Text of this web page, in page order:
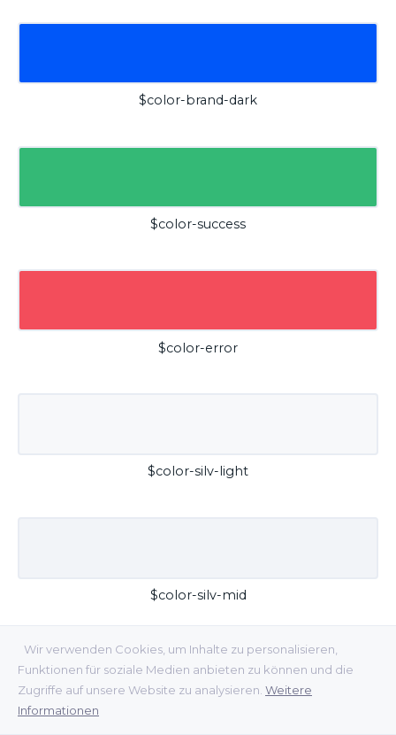
Wir verwenden Cookies, um Inhalte zu personalisieren,
Funktionen für soziale Medien anbieten zu können und die
Zugriffe auf unsere Website zu analysieren. Weitere
Informationen
$color-brand-dark
$color-success
$color-error
$color-silv-light
$color-silv-mid